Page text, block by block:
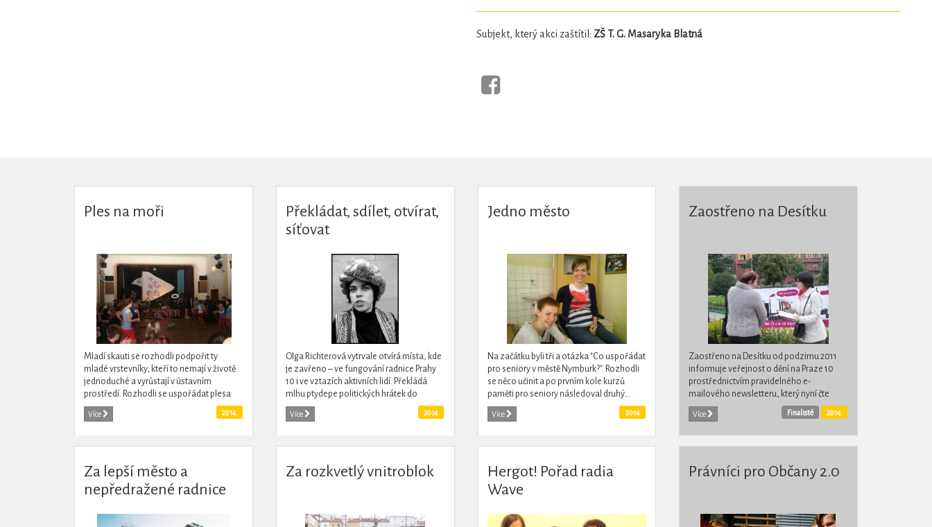
Subjekt, který akci zaštítil: ZŠ T. G. Masaryka Blatná
Ples na moři
Mladí skauti se rozhodli podpořit ty
mladé vrstevníky, kteří to nemají v životě
jednoduché a vyrůstají v ústavním
prostředí. Rozhodli se uspořádat plesa
jeho výtěžek věnovat NNO Centrum Don
Bosco Salesiánský klub...
Více 2014
Překládat, sdílet, otvírat,
síťovat
Olga Richterová vytrvale otvírá místa, kde
je zavřeno – ve fungování radnice Prahy
10 i ve vztazích aktivních lidí. Překládá
mlhu ptydepe politických hrátek do
lidštiny: ostře, humorně, povzbudivě, jak
je potřeba....
Více 2014
Jedno město
Na začátku byli tři a otázka "Co uspořádat
pro seniory v městě Nymburk?". Rozhodli
se něco učinit a po prvním kole kurzů
paměti pro seniory následoval druhý...
Více 2014
Zaostřeno na Desítku
Zaostřeno na Desítku od podzimu 2011
informuje veřejnost o dění na Praze 10
prostřednictvím pravidelného e-
mailového newsletteru, který nyní čte
několik tisíc osob. Pořizuje videozáznamy
ze zastupitelstev a...
Více 2014
Finalisté
Za lepší město a
nepředražené radnice
Za rozkvetlý vnitroblok
Hergot! Pořad radia
Wave
Právníci pro Občany 2.0